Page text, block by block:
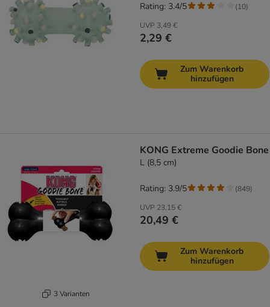
UVP 3,49 €
2,29 €
Rating: 3.4/5 (10)
Zum Warenkorb
hinzufügen
3 Varianten
KONG Extreme Goodie Bone
L (8,5 cm)
UVP 23,15 €
20,49 €
Rating: 3.9/5 (849)
Zum Warenkorb
hinzufügen